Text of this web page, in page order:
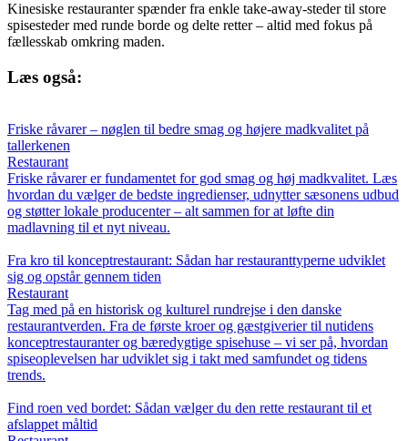
Kinesiske restauranter spænder fra enkle take-away-steder til store
spisesteder med runde borde og delte retter – altid med fokus på
fællesskab omkring maden.
Læs også:
Friske råvarer – nøglen til bedre smag og højere madkvalitet på
tallerkenen
Restaurant
Friske råvarer er fundamentet for god smag og høj madkvalitet. Læs
hvordan du vælger de bedste ingredienser, udnytter sæsonens udbud
og støtter lokale producenter – alt sammen for at løfte din
madlavning til et nyt niveau.
Fra kro til konceptrestaurant: Sådan har restauranttyperne udviklet
sig og opstår gennem tiden
Restaurant
Tag med på en historisk og kulturel rundrejse i den danske
restaurantverden. Fra de første kroer og gæstgiverier til nutidens
konceptrestauranter og bæredygtige spisehuse – vi ser på, hvordan
spiseoplevelsen har udviklet sig i takt med samfundet og tidens
trends.
Find roen ved bordet: Sådan vælger du den rette restaurant til et
afslappet måltid